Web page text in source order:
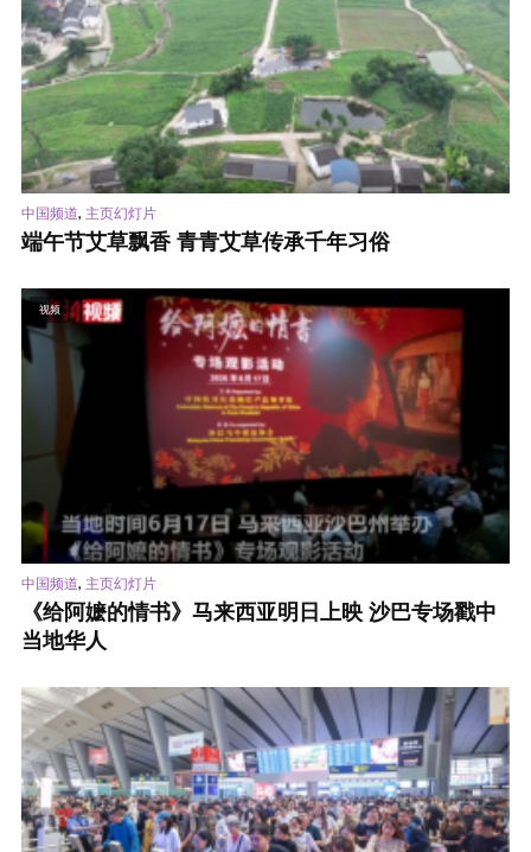
中国频道, 主页幻灯片
端午节艾草飘香 青青艾草传承千年习俗
视频
中国频道, 主页幻灯片
《给阿嬷的情书》马来西亚明日上映 沙巴专场戳中
当地华人